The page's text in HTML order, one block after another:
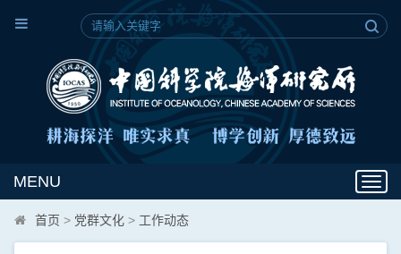
MENU
首页 > 党群文化 > 工作动态